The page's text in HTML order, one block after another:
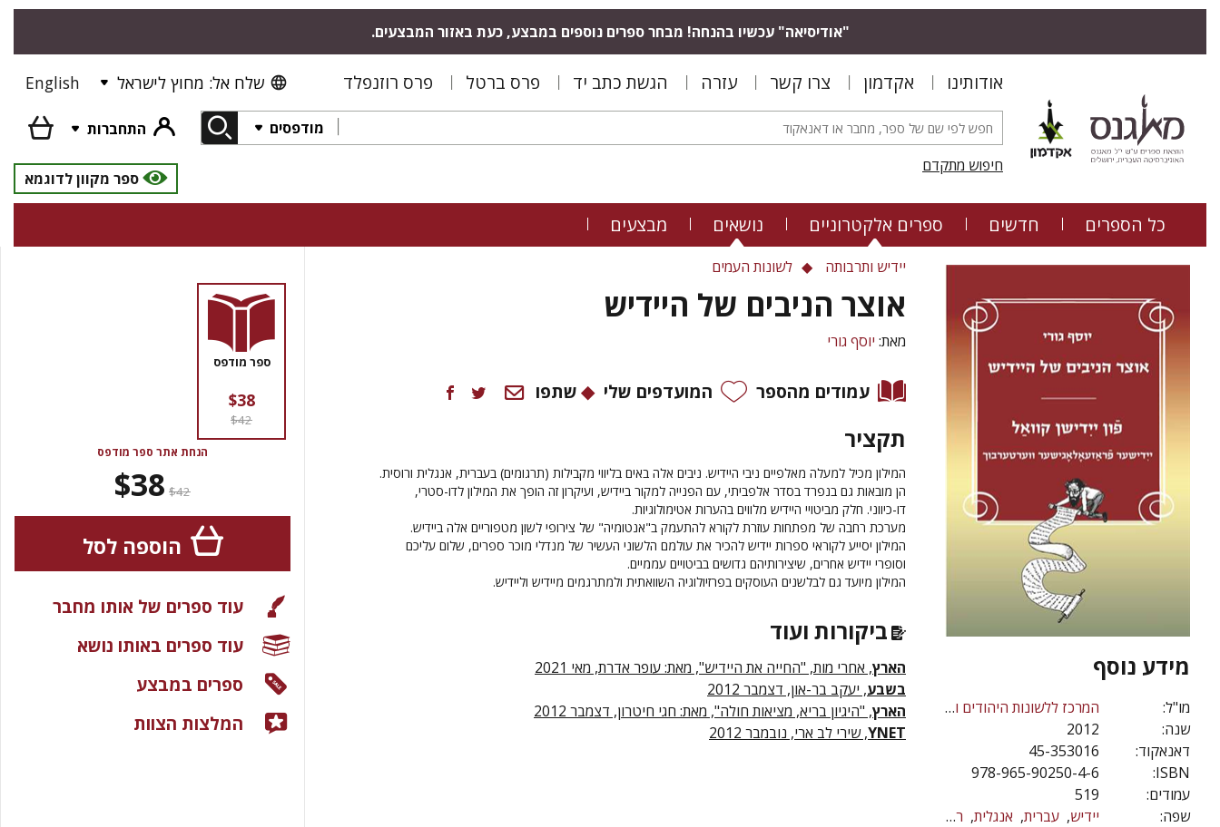
"אודיסיאה" עכשיו בהנחה! מבחר ספרים נוספים במבצע, כעת באזור המבצעים.
אודותינו אקדמון צרו קשר עזרה הגשת כתב יד פרס ברטל פרס רוזנפלד שלח אל: מחוץ לישראל English
מודפסים
התחברות
חיפוש מתקדם
ספר מקוון לדוגמא
כל הספרים חדשים ספרים אלקטרוניים נושאים מבצעים
מידע נוסף
מו"ל:
המרכז ללשונות היהודים וספרויותיהם; האוניברסיטה העברית בירושלים
שנה:
2012
דאנאקוד:
45-353016
ISBN:
978-965-90250-4-6
עמודים:
519
שפה:
יידיש עברית אנגלית רוסית
יידיש ותרבותה לשונות העמים
אוצר הניבים של היידיש
מאת: יוסף גורי
עמודים מהספר המועדפים שלי שתפו
תקציר
המילון מכיל למעלה מאלפיים ניבי היידיש. ניבים אלה באים בליווי מקבילות (תרגומים) בעברית, אנגלית ורוסית.
הן מובאות גם בנפרד בסדר אלפביתי, עם הפנייה למקור ביידיש, ועיקרון זה הופך את המילון לדו-סטרי,
דו-כיווני. חלק מביטויי היידיש מלווים בהערות אטימולוגיות.
מערכת רחבה של מפתחות עוזרת לקורא להתעמק ב"אנטומיה" של צירופי לשון מטפוריים אלה ביידיש.
המילון יסייע לקוראי ספרות יידיש להכיר את עולמם הלשוני העשיר של מנדלי מוכר ספרים, שלום עליכם
וסופרי יידיש אחרים, שיצירותיהם גדושים בביטויים עממיים.
המילון מיועד גם לבלשנים העוסקים בפרזיולוגיה השוואתית ולמתרגמים מיידיש וליידיש.
ביקורות ועוד
הארץ, אחרי מות, "החייה את היידיש", מאת: עופר אדרת, מאי 2021
בשבע, יעקב בר-און, דצמבר 2012
הארץ, "היגיון בריא, מציאות חולה", מאת: חגי חיטרון, דצמבר 2012
YNET, שירי לב ארי, נובמבר 2012
ספר מודפס
$38
$42
הנחת אתר ספר מודפס
$42
$38
הוספה לסל
עוד ספרים של אותו מחבר
עוד ספרים באותו נושא
ספרים במבצע
המלצות הצוות